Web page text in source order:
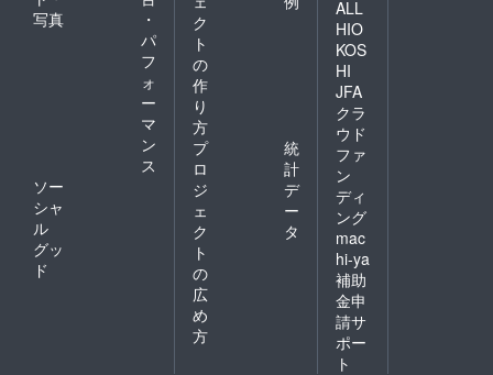
写真
・
パ
フ
ォ
ー
マ
ン
ス
ソー
シャ
ル
グッ
ド
ク
ト
の
作
り
方
プ
ロ
ジ
ェ
ク
ト
の
広
め
方
統
計
デ
ー
タ
ALL
HIO
KOS
HI
JFA
クラ
ウド
ファ
ン
ディ
ング
mac
hi-ya
補助
金申
請サ
ポー
ト